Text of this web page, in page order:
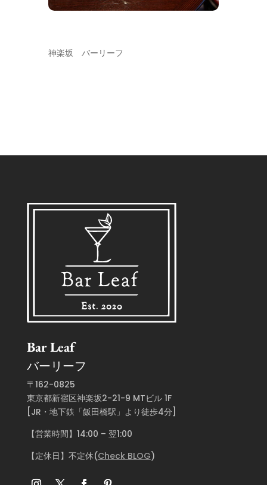
神楽坂 バーリーフ
Bar Leaf
バーリーフ
〒162-0825
東京都新宿区神楽坂2-21-9 MTビル 1F
[JR・地下鉄「飯田橋駅」より徒歩4分]
【営業時間】14:00 – 翌1:00
【定休日】不定休(Check BLOG)